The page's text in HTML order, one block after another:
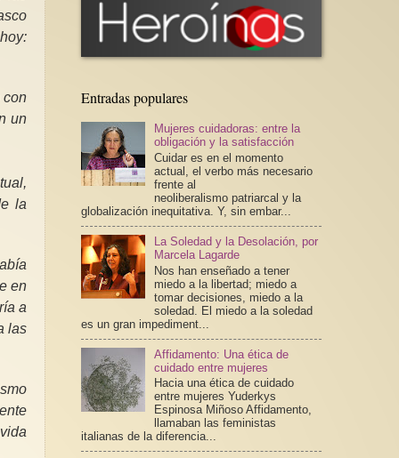
con
un
la
en
a
las
Entradas populares
Mujeres cuidadoras: entre la
obligación y la satisfacción
Cuidar es en el momento
actual, el verbo más necesario
frente al
neoliberalismo patriarcal y la
globalización inequitativa. Y, sin embar...
La Soledad y la Desolación, por
Marcela Lagarde
Nos han enseñado a tener
miedo a la libertad; miedo a
tomar decisiones, miedo a la
soledad. El miedo a la soledad
es un gran impediment...
Affidamento: Una ética de
cuidado entre mujeres
Hacia una ética de cuidado
entre mujeres Yuderkys
Espinosa Miñoso Affidamento,
llamaban las feministas
italianas de la diferencia...